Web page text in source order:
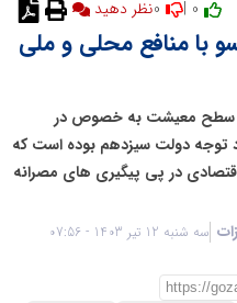
نظر دهید
با منافع محلی و ملی
سطح معیشت به خصوص در
توجه دولت سیزدهم بوده است که
طرح پیشران اقتصادی در پی پیگیری های مصرانه
سه شنبه 12 تیر 1403 - 07:56